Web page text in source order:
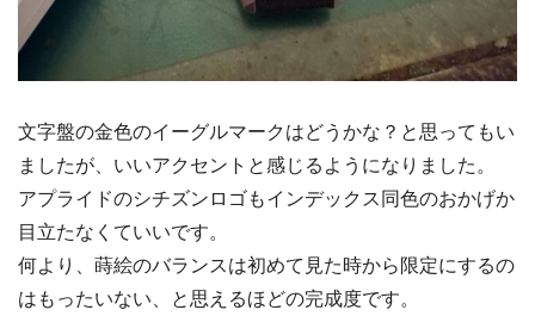
文字盤の金色のイーグルマークはどうかな？と思ってもい
ましたが、いいアクセントと感じるようになりました。
アプライドのシチズンロゴもインデックス同色のおかげか
目立たなくていいです。
何より、蒔絵のバランスは初めて見た時から限定にするの
はもったいない、と思えるほどの完成度です。